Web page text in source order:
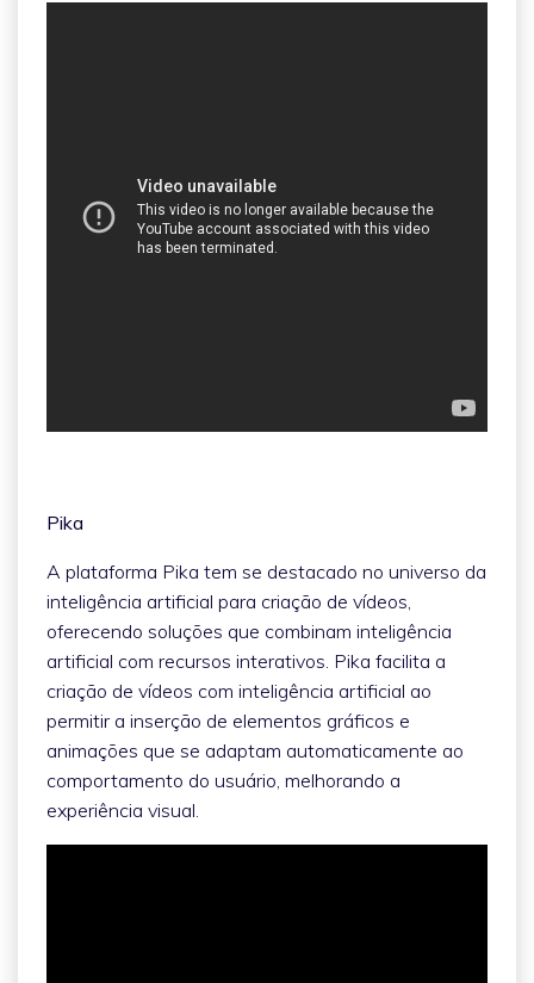
Pika
A plataforma Pika tem se destacado no universo da
inteligência artificial para criação de vídeos,
oferecendo soluções que combinam inteligência
artificial com recursos interativos. Pika facilita a
criação de vídeos com inteligência artificial ao
permitir a inserção de elementos gráficos e
animações que se adaptam automaticamente ao
comportamento do usuário, melhorando a
experiência visual.